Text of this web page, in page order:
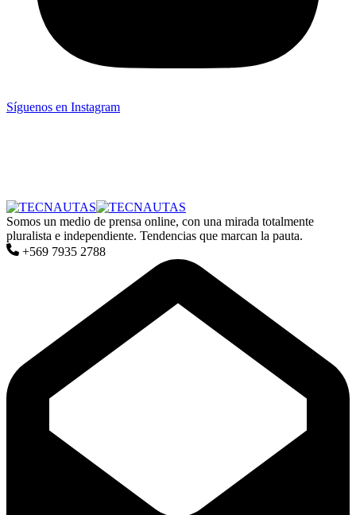
Síguenos en Instagram
Somos un medio de prensa online, con una mirada totalmente
pluralista e independiente. Tendencias que marcan la pauta.
+569 7935 2788